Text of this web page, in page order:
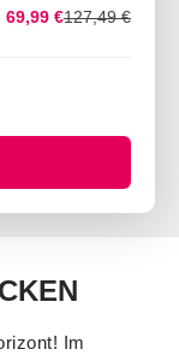
69,99 €127,49 €
Im